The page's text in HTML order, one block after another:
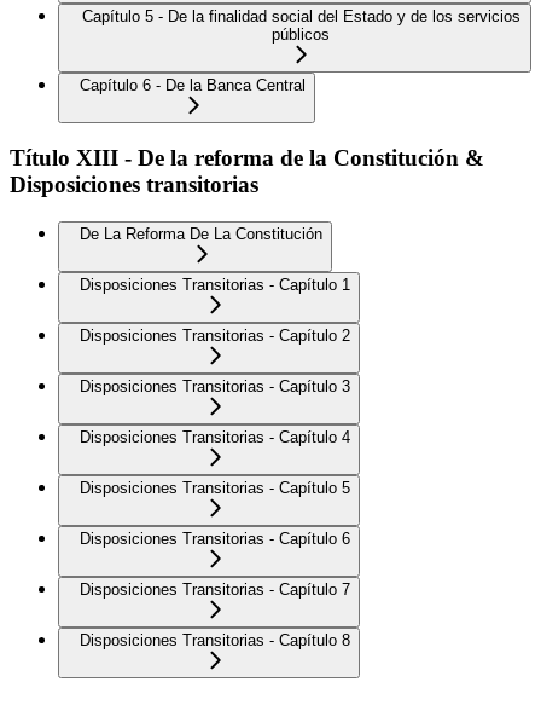
Capítulo 5 - De la finalidad social del Estado y de los servicios
públicos
Capítulo 6 - De la Banca Central
Título XIII - De la reforma de la Constitución &
Disposiciones transitorias
De La Reforma De La Constitución
Disposiciones Transitorias - Capítulo 1
Disposiciones Transitorias - Capítulo 2
Disposiciones Transitorias - Capítulo 3
Disposiciones Transitorias - Capítulo 4
Disposiciones Transitorias - Capítulo 5
Disposiciones Transitorias - Capítulo 6
Disposiciones Transitorias - Capítulo 7
Disposiciones Transitorias - Capítulo 8